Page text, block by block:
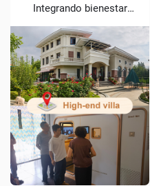
Integrando bienestar
privados de vida